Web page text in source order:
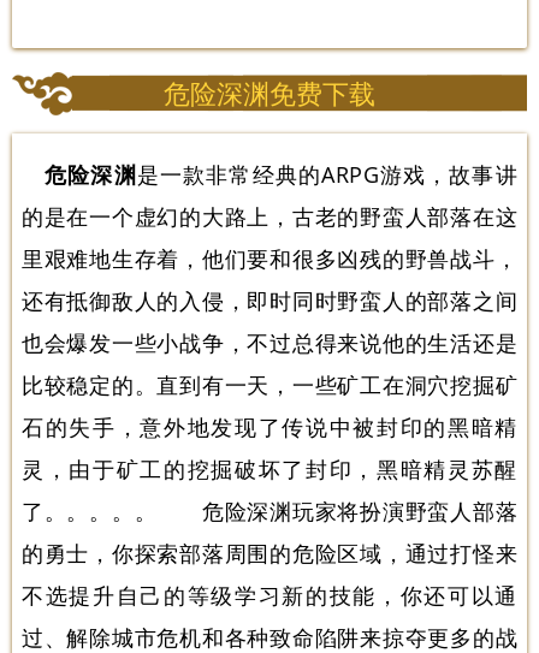
危险深渊免费下载
危险深渊是一款非常经典的ARPG游戏，故事讲
的是在一个虚幻的大路上，古老的野蛮人部落在这
里艰难地生存着，他们要和很多凶残的野兽战斗，
还有抵御敌人的入侵，即时同时野蛮人的部落之间
也会爆发一些小战争，不过总得来说他的生活还是
比较稳定的。直到有一天，一些矿工在洞穴挖掘矿
石的失手，意外地发现了传说中被封印的黑暗精
灵，由于矿工的挖掘破坏了封印，黑暗精灵苏醒
了。。。。。 危险深渊玩家将扮演野蛮人部落
的勇士，你探索部落周围的危险区域，通过打怪来
不选提升自己的等级学习新的技能，你还可以通
过、解除城市危机和各种致命陷阱来掠夺更多的战